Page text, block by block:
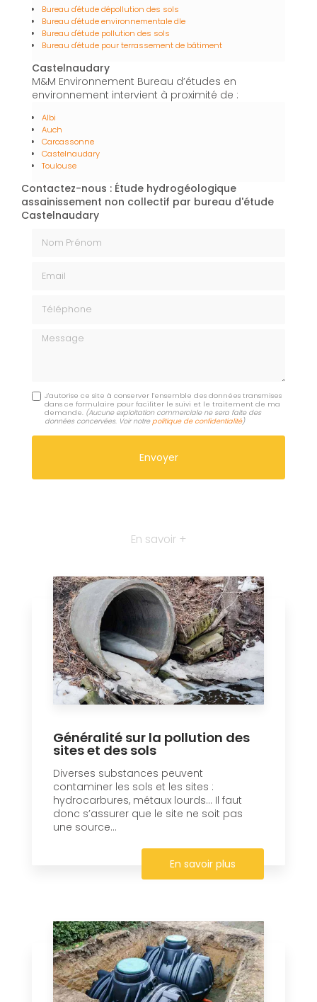
Bureau d'étude dépollution des sols
Bureau d'étude environnementale dle
Bureau d'étude pollution des sols
Bureau d'étude pour terrassement de bâtiment
Castelnaudary
M&M Environnement Bureau d’études en
environnement intervient à proximité de :
Albi
Auch
Carcassonne
Castelnaudary
Toulouse
Contactez-nous : Étude hydrogéologique
assainissement non collectif par bureau d'étude
Castelnaudary
Message
J'autorise ce site à conserver l'ensemble des données transmises
dans ce formulaire pour faciliter le suivi et le traitement de ma
demande. (Aucune exploitation commerciale ne sera faite des
données concervées. Voir notre politique de confidentialité)
En savoir +
Généralité sur la pollution des
sites et des sols
Diverses substances peuvent
contaminer les sols et les sites :
hydrocarbures, métaux lourds… Il faut
donc s’assurer que le site ne soit pas
une source...
En savoir plus